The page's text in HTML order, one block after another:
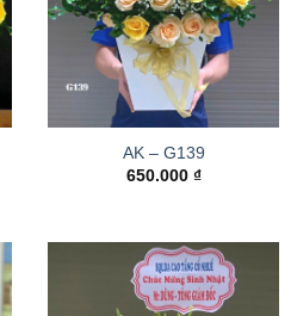
AK – G139
650.000 ₫